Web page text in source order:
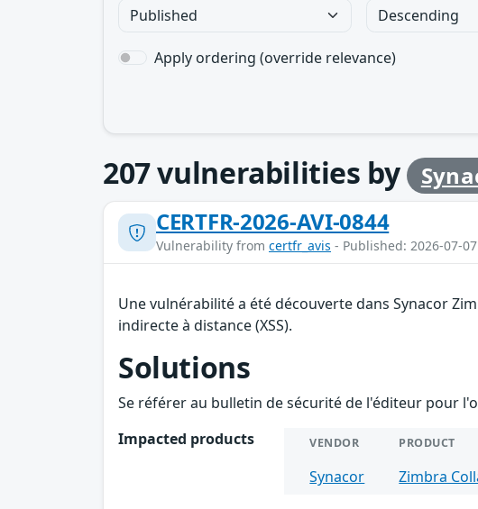
Apply ordering (override relevance)
207vulnerabilities by
CERTFR-2026-AVI-0844
Vulnerability from certfr_avis - Published: 2026-07-
Une vulnérabilité a été découverte dans Synacor
indirecte à distance (XSS).
Solutions
Se référer au bulletin de sécurité de l'éditeur pour
Impacted products
VENDOR PRODUCT
Synacor Zimbra